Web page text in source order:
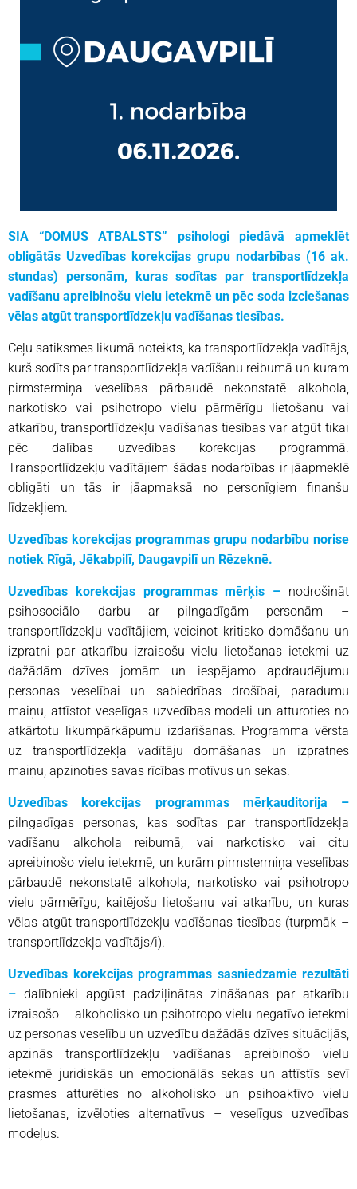
SIA “DOMUS ATBALSTS” psihologi piedāvā apmeklēt
obligātās Uzvedības korekcijas grupu nodarbības (16 ak.
stundas) personām, kuras sodītas par transportlīdzekļa
vadīšanu apreibinošu vielu ietekmē un pēc soda izciešanas
vēlas atgūt transportlīdzekļu vadīšanas tiesības.
Ceļu satiksmes likumā noteikts, ka transportlīdzekļa vadītājs,
kurš sodīts par transportlīdzekļa vadīšanu reibumā un kuram
pirmstermiņa veselības pārbaudē nekonstatē alkohola,
narkotisko vai psihotropo vielu pārmērīgu lietošanu vai
atkarību, transportlīdzekļu vadīšanas tiesības var atgūt tikai
pēc dalības uzvedības korekcijas programmā.
Transportlīdzekļu vadītājiem šādas nodarbības ir jāapmeklē
obligāti un tās ir jāapmaksā no personīgiem finanšu
līdzekļiem.
Uzvedības korekcijas programmas grupu nodarbību norise
notiek Rīgā, Jēkabpilī, Daugavpilī un Rēzeknē.
Uzvedības korekcijas programmas mērķis – nodrošināt
psihosociālo darbu ar pilngadīgām personām –
transportlīdzekļu vadītājiem, veicinot kritisko domāšanu un
izpratni par atkarību izraisošu vielu lietošanas ietekmi uz
dažādām dzīves jomām un iespējamo apdraudējumu
personas veselībai un sabiedrības drošībai, paradumu
maiņu, attīstot veselīgas uzvedības modeli un atturoties no
atkārtotu likumpārkāpumu izdarīšanas. Programma vērsta
uz transportlīdzekļa vadītāju domāšanas un izpratnes
maiņu, apzinoties savas rīcības motīvus un sekas.
Uzvedības korekcijas programmas mērķauditorija –
pilngadīgas personas, kas sodītas par transportlīdzekļa
vadīšanu alkohola reibumā, vai narkotisko vai citu
apreibinošo vielu ietekmē, un kurām pirmstermiņa veselības
pārbaudē nekonstatē alkohola, narkotisko vai psihotropo
vielu pārmērīgu, kaitējošu lietošanu vai atkarību, un kuras
vēlas atgūt transportlīdzekļu vadīšanas tiesības (turpmāk –
transportlīdzekļa vadītājs/i).
Uzvedības korekcijas programmas sasniedzamie rezultāti
– dalībnieki apgūst padziļinātas zināšanas par atkarību
izraisošo – alkoholisko un psihotropo vielu negatīvo ietekmi
uz personas veselību un uzvedību dažādās dzīves situācijās,
apzinās transportlīdzekļu vadīšanas apreibinošo vielu
ietekmē juridiskās un emocionālās sekas un attīstīs sevī
prasmes atturēties no alkoholisko un psihoaktīvo vielu
lietošanas, izvēloties alternatīvus – veselīgus uzvedības
modeļus.